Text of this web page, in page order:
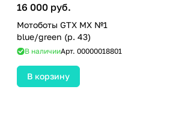
16 000 руб.
Мотоботы GTX MX №1
blue/green (р. 43)
В наличииАрт. 00000018801
В корзину